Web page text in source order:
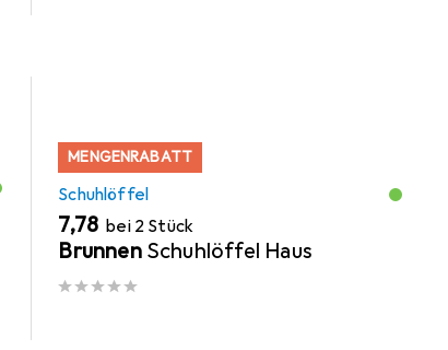
MENGENRABATT
Schuhlöffel
EUR
7,78 bei 2 Stück
Brunnen Schuhlöffel Haus